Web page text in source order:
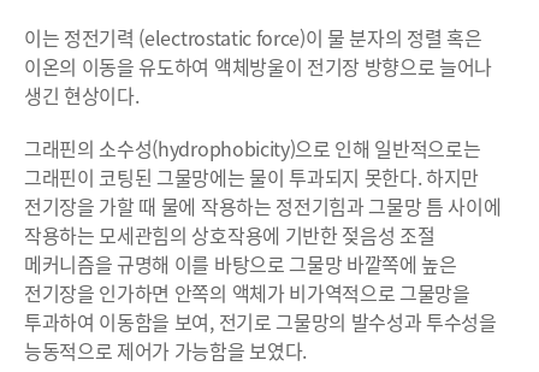
이는 정전기력 (electrostatic force)이 물 분자의 정렬 혹은
이온의 이동을 유도하여 액체방울이 전기장 방향으로 늘어나
생긴 현상이다.
그래핀의 소수성(hydrophobicity)으로 인해 일반적으로는
그래핀이 코팅된 그물망에는 물이 투과되지 못한다. 하지만
전기장을 가할 때 물에 작용하는 정전기힘과 그물망 틈 사이에
작용하는 모세관힘의 상호작용에 기반한 젖음성 조절
메커니즘을 규명해 이를 바탕으로 그물망 바깥쪽에 높은
전기장을 인가하면 안쪽의 액체가 비가역적으로 그물망을
투과하여 이동함을 보여, 전기로 그물망의 발수성과 투수성을
능동적으로 제어가 가능함을 보였다.